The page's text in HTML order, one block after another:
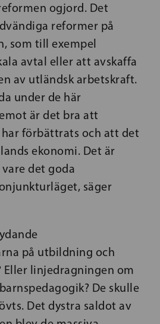
ogjord. Det
reformer på
som till exempel
avtal eller att avskaffa
av utländsk arbetskraft.
under de här
är det bra att
förbättrats och att det
ekonomi. Det är
det goda
säger
på utbildning och
Eller linjedragningen om
De skulle
Det dystra saldot av